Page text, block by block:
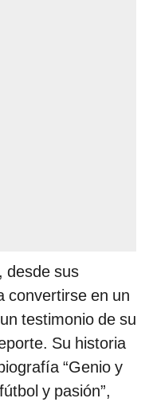
, desde sus
convertirse en un
testimonio de su
Su historia
“Genio y
y pasión”,